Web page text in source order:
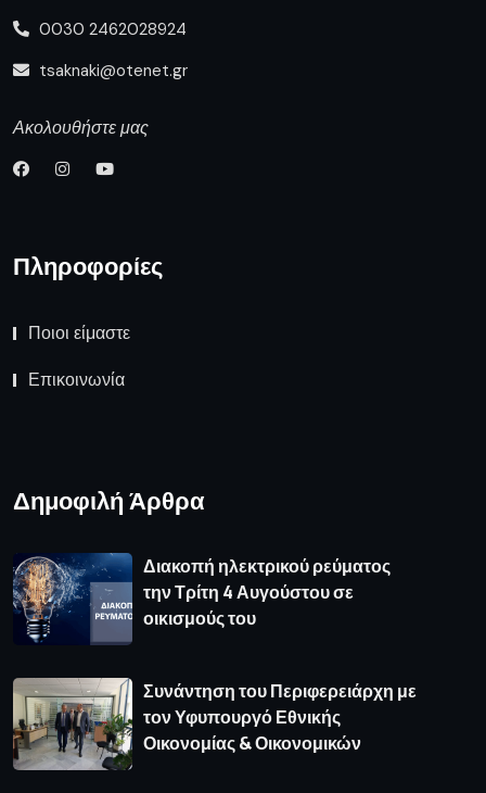
0030 2462028924
tsaknaki@otenet.gr
Ακολουθήστε μας
Πληροφορίες
Ποιοι είμαστε
Επικοινωνία
Δημοφιλή Άρθρα
Διακοπή ηλεκτρικού ρεύματος
την Τρίτη 4 Αυγούστου σε
οικισμούς του
Συνάντηση του Περιφερειάρχη με
τον Υφυπουργό Εθνικής
Οικονομίας & Οικονομικών